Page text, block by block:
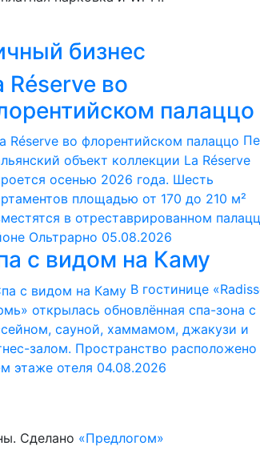
бизнес
Réserve во
палаццо
объект коллекции La Réserve
осенью 2026 года. Шесть
площадью от 170 до 210 м²
в отреставрированном
Ольтрарно 05.08.2026
с видом на Каму
В гостинице
открылась обновлённая спа-зона с
сауной, хаммамом, джакузи и
залом. Пространство расположено
этаже отеля 04.08.2026
Сделано «Предлогом»